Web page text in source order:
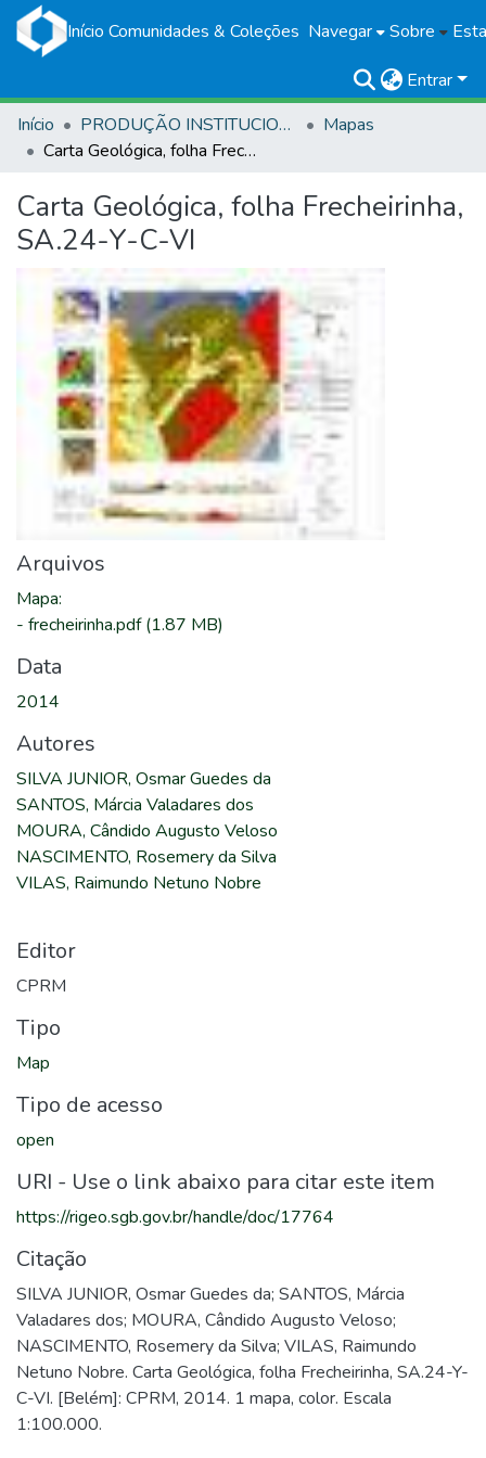
Início Comunidades & Coleções Navegar Sobre
Entrar
Início
PRODUÇÃO INSTITUCIONAL
Mapas
Carta Geológica, folha Frecheirinha, SA.24-Y-C-VI
Carta Geológica, folha Frecheirinha,
SA.24-Y-C-VI
Arquivos
Mapa:
- frecheirinha.pdf(1.87 MB)
Data
2014
Autores
SILVA JUNIOR, Osmar Guedes da
SANTOS, Márcia Valadares dos
MOURA, Cândido Augusto Veloso
NASCIMENTO, Rosemery da Silva
VILAS, Raimundo Netuno Nobre
Editor
CPRM
Tipo
Map
Tipo de acesso
open
URI - Use o link abaixo para citar este item
https://rigeo.sgb.gov.br/handle/doc/17764
Citação
SILVA JUNIOR, Osmar Guedes da; SANTOS, Márcia
Valadares dos; MOURA, Cândido Augusto Veloso;
NASCIMENTO, Rosemery da Silva; VILAS, Raimundo
Netuno Nobre. Carta Geológica, folha Frecheirinha, SA.24-Y-
C-VI. [Belém]: CPRM, 2014. 1 mapa, color. Escala
1:100.000.